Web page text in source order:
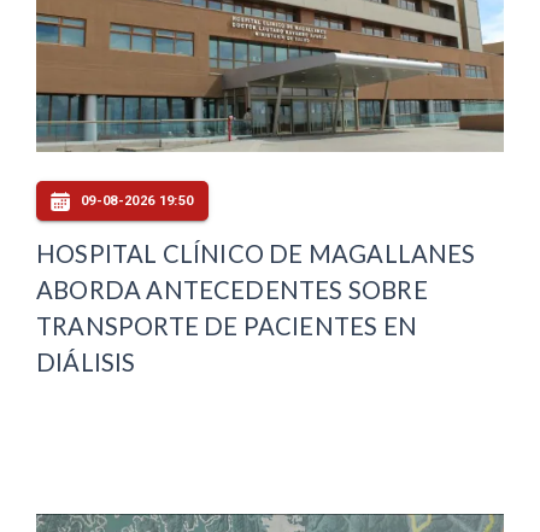
09-08-2026 19:50
HOSPITAL CLÍNICO DE MAGALLANES
ABORDA ANTECEDENTES SOBRE
TRANSPORTE DE PACIENTES EN
DIÁLISIS